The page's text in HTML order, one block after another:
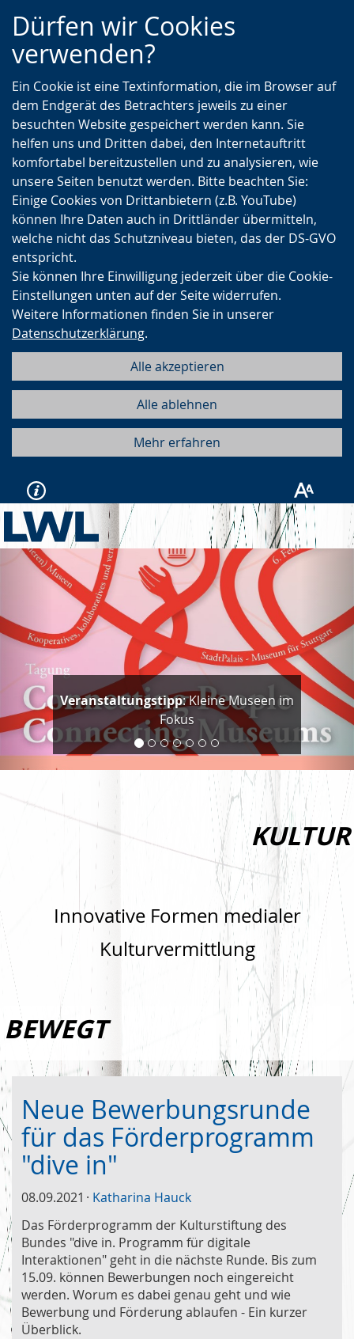
Zur
Hauptnavigation
Zur
Seitennavigation
Zum
Inhalt
Dürfen wir Cookies
verwenden?
Ein Cookie ist eine Textinformation, die im Browser auf
dem Endgerät des Betrachters jeweils zu einer
besuchten Website gespeichert werden kann. Sie
helfen uns und Dritten dabei, den Internetauftritt
komfortabel bereitzustellen und zu analysieren, wie
unsere Seiten benutzt werden. Bitte beachten Sie:
Einige Cookies von Drittanbietern (z.B. YouTube)
können Ihre Daten auch in Drittländer übermitteln,
welche nicht das Schutzniveau bieten, das der DS-GVO
entspricht.
Sie können Ihre Einwilligung jederzeit über die Cookie-
Einstellungen unten auf der Seite widerrufen.
Weitere Informationen finden Sie in unserer
Datenschutzerklärung.
Alle akzeptieren
Alle ablehnen
Mehr erfahren
Veranstaltungstipp: Kleine Museen im
Fokus
Vorherige
KULTUR
Innovative Formen medialer
Kulturvermittlung
BEWEGT
Neue Bewerbungsrunde
für das Förderprogramm
"dive in"
08.09.2021
Katharina Hauck
Das Förderprogramm der Kulturstiftung des
Bundes "dive in. Programm für digitale
Interaktionen" geht in die nächste Runde. Bis zum
15.09. können Bewerbungen noch eingereicht
werden. Worum es dabei genau geht und wie
Bewerbung und Förderung ablaufen - Ein kurzer
Überblick.